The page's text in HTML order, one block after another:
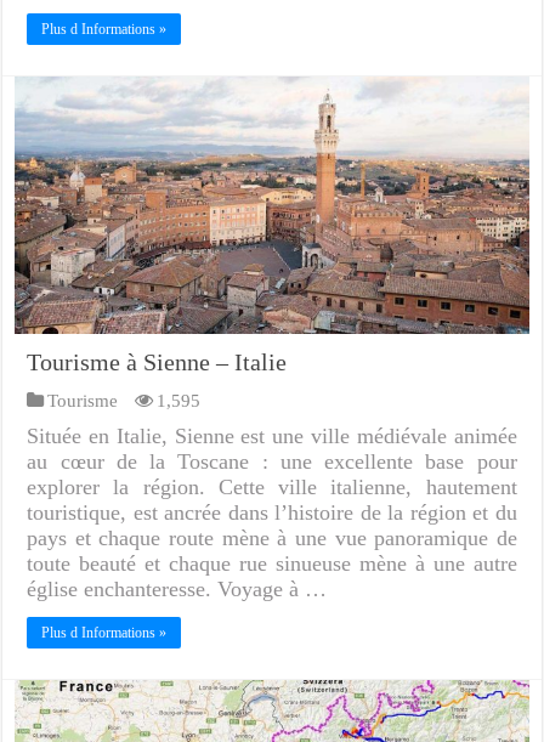
Plus d Informations »
Tourisme à Sienne – Italie
Tourisme 1,595
Située en Italie, Sienne est une ville médiévale animée
au cœur de la Toscane : une excellente base pour
explorer la région. Cette ville italienne, hautement
touristique, est ancrée dans l’histoire de la région et du
pays et chaque route mène à une vue panoramique de
toute beauté et chaque rue sinueuse mène à une autre
église enchanteresse. Voyage à …
Plus d Informations »